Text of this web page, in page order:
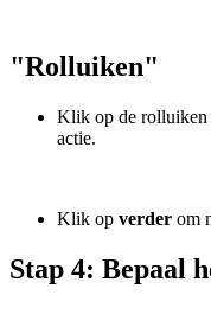
"Rolluiken"
Klik op de rolluiken
actie.
Klik op verder om
Stap 4: Bepaal